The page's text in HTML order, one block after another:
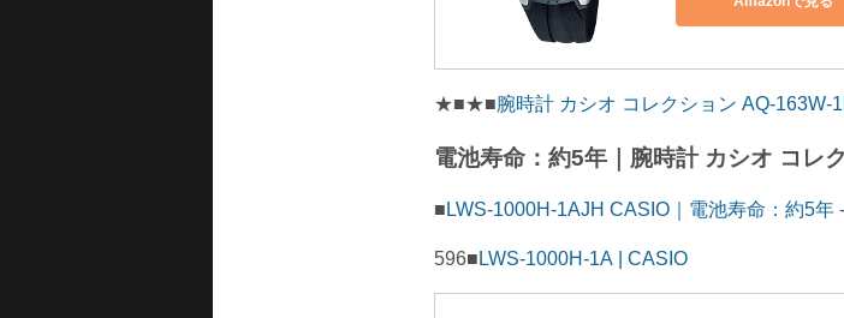
★■★■腕時計 カシオ コレクション AQ-163W-
電池寿命：約5年｜腕時計 カシオ コレ
■ LWS-1000H-1AJH CASIO｜電池寿命：約5年
596■ LWS-1000H-1A | CASIO